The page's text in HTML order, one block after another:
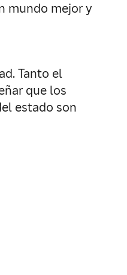
mundo mejor y
Tanto el
que los
estado son